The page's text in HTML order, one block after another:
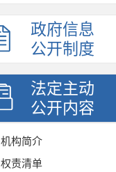
政府信息
公开制度
法定主动
公开内容
机构简介
权责清单